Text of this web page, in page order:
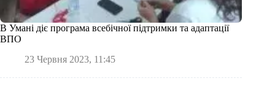
В Умані діє програма всебічної підтримки та адаптації
ВПО
23 Червня 2023, 11:45